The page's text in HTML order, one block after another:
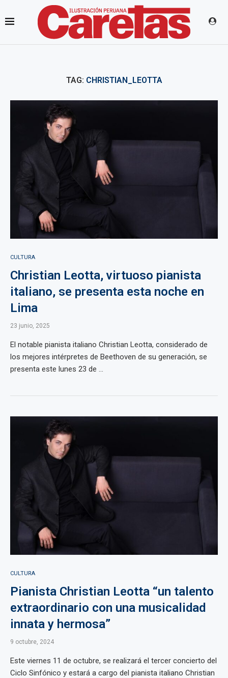
TAG: CHRISTIAN_LEOTTA
CULTURA
Christian Leotta, virtuoso pianista
italiano, se presenta esta noche en
Lima
23 junio, 2025
El notable pianista italiano Christian Leotta, considerado de
los mejores intérpretes de Beethoven de su generación, se
presenta este lunes 23 de ...
CULTURA
Pianista Christian Leotta “un talento
extraordinario con una musicalidad
innata y hermosa”
9 octubre, 2024
Este viernes 11 de octubre, se realizará el tercer concierto del
Ciclo Sinfónico y estará a cargo del pianista italiano Christian